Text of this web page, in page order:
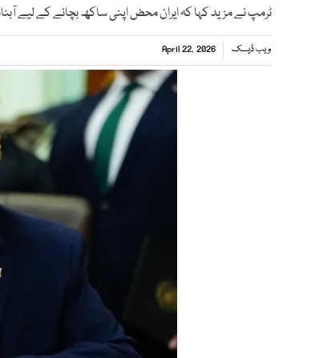
ٹرمپ نے مزید کہا کہ ایران محض اپنی ساکھ بچانے کے لیے
ویب ڈیسک April 22, 2026